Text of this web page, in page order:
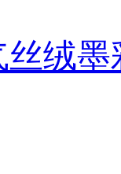
绒